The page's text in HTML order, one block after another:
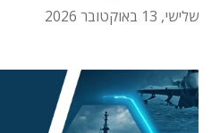
שלישי, 13 באוקטובר 2026